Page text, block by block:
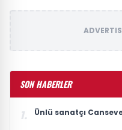
SON HABERLER
1. Ünlü sanatçı